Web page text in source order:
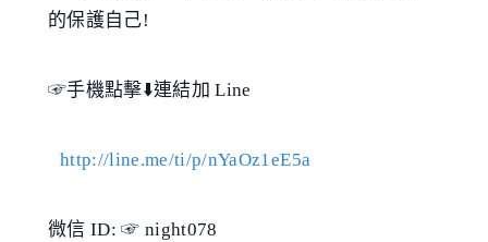
的保護自己!
☞手機點擊⬇️連結加 Line
http://line.me/ti/p/nYaOz1eE5a
微信 ID: ☞ night078